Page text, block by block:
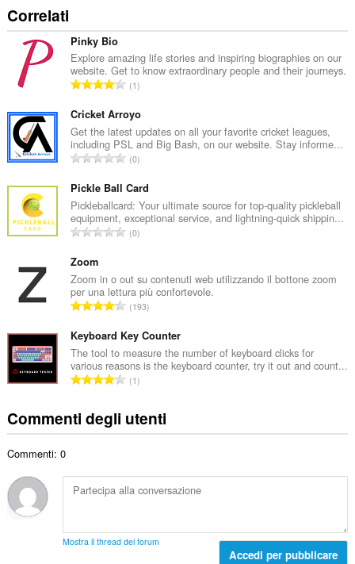
Correlati
Pinky Bio
Explore amazing life stories and inspiring biographies on our
website. Get to know extraordinary people and their journeys.
N
m
e
r
o
o
t
a
d
i
g
u
d
i
z
:
1
Cricket Arroyo
Get the latest updates on all your favorite cricket leagues,
including PSL and Big Bash, on our website. Stay informe...
N
m
e
r
o
t
a
e
d
i
g
u
d
i
:
0
Pickle Ball Card
Pickleballcard: Your ultimate source for top-quality pickleball
equipment, exceptional service, and lightning-quick shippin...
N
e
r
o
o
t
a
d
i
u
z
i
0
Zoom
Zoom in o out su contenuti web utilizzando il bottone zoom
per una lettura più confortevole.
N
m
e
r
o
o
t
e
d
i
193
Keyboard Key Counter
The tool to measure the number of keyboard clicks for
various reasons is the keyboard counter, try it out and count...
N
e
t
o
l
1
Commenti degli utenti
Commenti: 0
Mostra il thread dei forum
Accedi per pubblicare